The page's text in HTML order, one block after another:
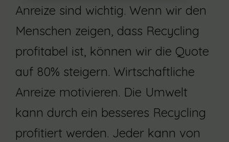
Anreize sind wichtig. Wenn wir den
Menschen zeigen, dass Recycling
profitabel ist, können wir die Quote
auf 80% steigern. Wirtschaftliche
Anreize motivieren. Die Umwelt
kann durch ein besseres Recycling
profitiert werden. Jeder kann von